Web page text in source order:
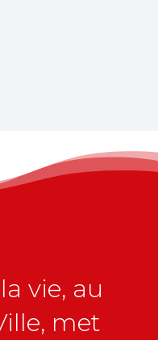
vie, au
met